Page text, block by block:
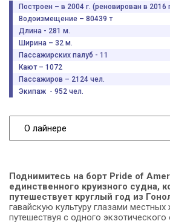
Построен – в 2004 г. (реновирован в 2016
Водоизмещение – 80439 т
Длина - 281 м.
Ширина – 32 м.
Пассажирских палуб - 11
Кают – 1072
Пассажиров – 2124 чел.
Экипаж - 952 чел.
Поднимитесь на борт Pride of
единственного круизного судна,
путешествует круглый год из
гавайскую культуру глазами местных
путешествуя с одного экзотического